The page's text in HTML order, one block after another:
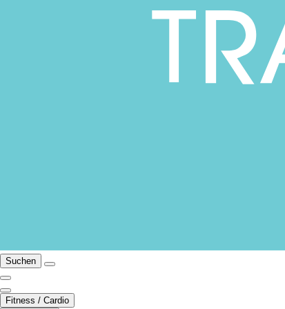
Suchen
Fitness / Cardio